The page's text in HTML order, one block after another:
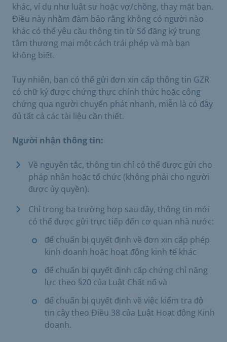
khác, ví dụ như luật sư hoặc vợ/chồng, thay mặt bạn.
Điều này nhằm đảm bảo rằng không có người nào
khác có thể yêu cầu thông tin từ Sổ đăng ký trung
tâm thương mại một cách trái phép và mà bạn
không biết.
Tuy nhiên, bạn có thể gửi đơn xin cấp thông tin GZR
có chữ ký được chứng thực chính thức hoặc công
chứng qua người chuyển phát nhanh, miễn là có đầy
đủ tất cả các tài liệu cần thiết.
Người nhận thông tin:
Về nguyên tắc, thông tin chỉ có thể được gửi cho
pháp nhân hoặc tổ chức (không phải cho người
được ủy quyền).
Chỉ trong ba trường hợp sau đây, thông tin mới
có thể được gửi trực tiếp đến cơ quan nhà nước:
để chuẩn bị quyết định về đơn xin cấp phép
kinh doanh hoặc hoạt động kinh tế khác
để chuẩn bị quyết định cấp chứng chỉ năng
lực theo §20 của Luật Chất nổ và
để chuẩn bị quyết định về việc kiểm tra độ
tin cậy theo Điều 38 của Luật Hoạt động Kinh
doanh.